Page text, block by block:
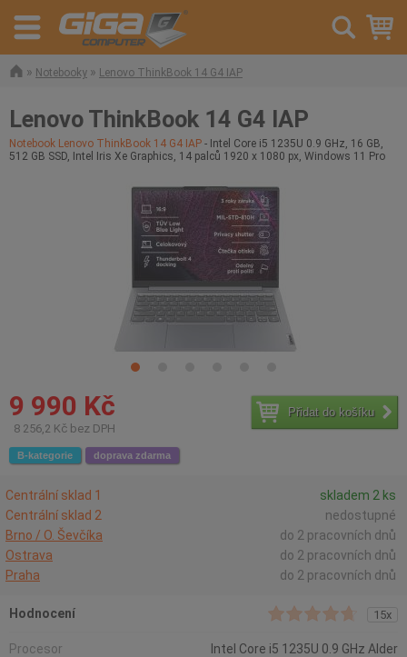
» Notebooky » Lenovo ThinkBook 14 G4 IAP
Lenovo ThinkBook 14 G4 IAP
Notebook Lenovo ThinkBook 14 G4 IAP - Intel Core i5 1235U 0.9 GHz, 16 GB,
512 GB SSD, Intel Iris Xe Graphics, 14 palců 1920 x 1080 px, Windows 11 Pro
9 990 Kč
8 256,2 Kč bez DPH
Přidat do košíku
B-kategorie doprava zdarma
Centrální sklad 1
skladem 2 ks
Centrální sklad 2
nedostupné
Brno / O. Ševčíka
do 2 pracovních dnů
Ostrava
do 2 pracovních dnů
Praha
do 2 pracovních dnů
Hodnocení 15x
Procesor
Intel Core i5 1235U 0.9 GHz Alder